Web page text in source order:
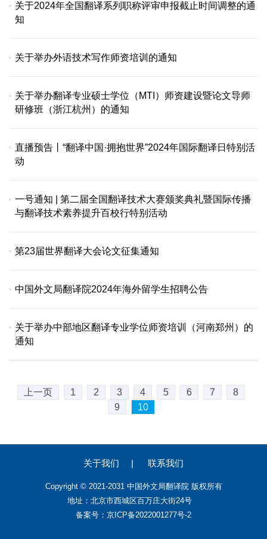
关于2024年全国翻译系列职称评审申报截止时间调整的通
知
关于举办外语技术写作师资培训的通知
关于举办翻译专业硕士学位（MTI）师资建设暨论文导师
研修班（浙江杭州）的通知
直播预告丨“翻译中国·拥抱世界”2024年国际翻译日特别活
动
一号通知 | 第二届全国翻译技术大赛颁奖典礼暨国际传播
与翻译技术素养提升百校行特别活动
第23届世界翻译大会论文征集通知
中国外文局翻译院2024年海外留学生招聘公告
关于举办中部地区翻译专业学位师资培训（河南郑州）的
通知
上一页 1 2 3 4 5 6 7
8
9
10
关于我们 | 联系我们
Copyright © 2021-2031 中国外文局翻译院 版权所有
地址：北京市西城区百万庄大街24号
备案号：京ICP备2022001277号-2